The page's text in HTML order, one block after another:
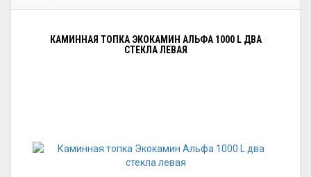
КАМИННАЯ ТОПКА ЭКОКАМИН АЛЬФА 1000 L ДВА
СТЕКЛА ЛЕВАЯ